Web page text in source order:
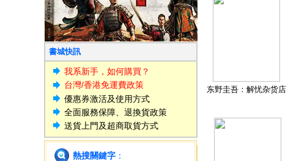
書城快訊
我系新手，如何購買？
台灣/香港免運費政策
優惠券激活及使用方式
全面服務保障、退換貨政策
送貨上門及超商取貨方式
熱搜關鍵字 ：
东野圭吾：解忧杂货店